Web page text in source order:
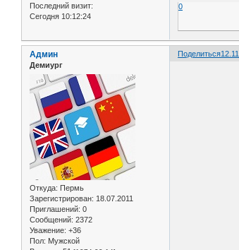
Последний визит:
Сегодня 10:12:24
0
Поделиться
Админ
Демиург
Откуда: Пермь
Зарегистрирован: 18.07.2011
Приглашений: 0
Сообщений: 2372
Уважение: +36
Пол: Мужской